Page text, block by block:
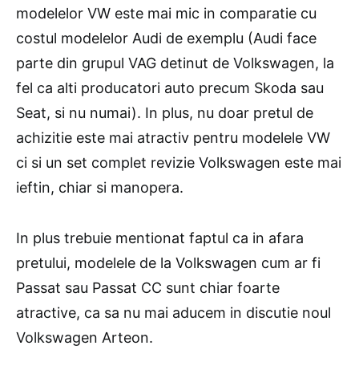
modelelor VW este mai mic in comparatie cu
costul modelelor Audi de exemplu (Audi face
parte din grupul VAG detinut de Volkswagen, la
fel ca alti producatori auto precum Skoda sau
Seat, si nu numai). In plus, nu doar pretul de
achizitie este mai atractiv pentru modelele VW
ci si un set complet revizie Volkswagen este mai
ieftin, chiar si manopera.
In plus trebuie mentionat faptul ca in afara
pretului, modelele de la Volkswagen cum ar fi
Passat sau Passat CC sunt chiar foarte
atractive, ca sa nu mai aducem in discutie noul
Volkswagen Arteon.